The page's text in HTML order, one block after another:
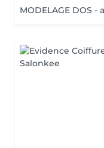
MODELAGE DOS